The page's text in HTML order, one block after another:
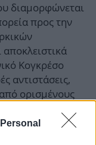
διαμορφώνεται
προς την
Κογκρέσο
αντιστάσεις,
ορισμένους
της
παραμένει